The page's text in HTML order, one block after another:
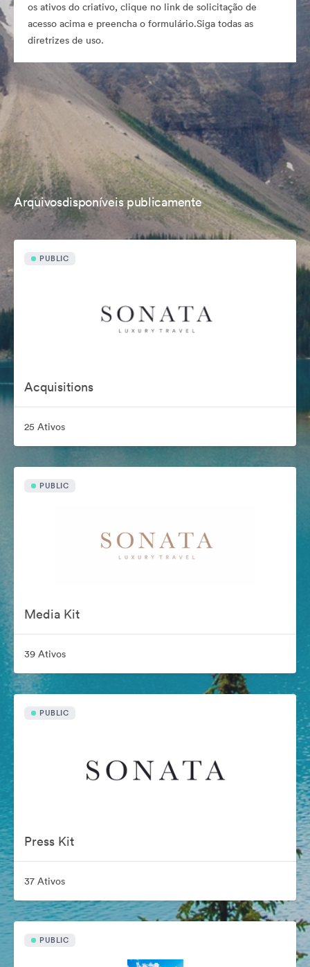
os ativos do criativo, clique no link de solicitação de
acesso acima e preencha o formulário.Siga todas as
diretrizes de uso.
Arquivosdisponíveis publicamente
PUBLIC
Acquisitions
25 Ativos
PUBLIC
Media Kit
39 Ativos
PUBLIC
Press Kit
37 Ativos
PUBLIC